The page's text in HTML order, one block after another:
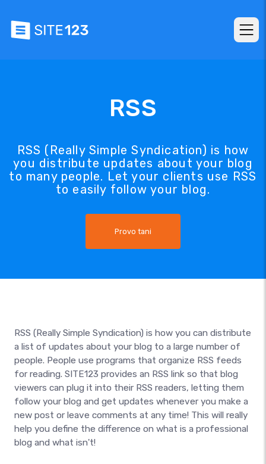
RSS
RSS (Really Simple Syndication) is how
you distribute updates about your blog
to many people. Let your clients use RSS
to easily follow your blog.
Provo tani
RSS (Really Simple Syndication) is how you can distribute
a list of updates about your blog to a large number of
people. People use programs that organize RSS feeds
for reading. SITE123 provides an RSS link so that blog
viewers can plug it into their RSS readers, letting them
follow your blog and get updates whenever you make a
new post or leave comments at any time! This will really
help you define the difference on what is a professional
blog and what isn't!